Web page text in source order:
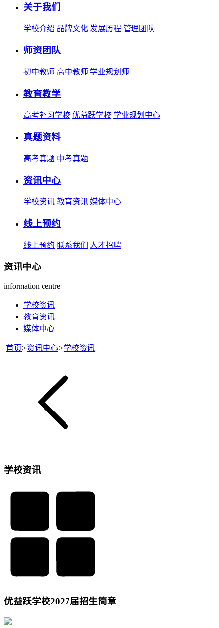
关于我们
学校介绍 品牌文化 发展历程 管理团队
师资团队
初中教师 高中教师 学业规划师
教育教学
高考补习学校 优益跃学校 学业规划中心
真题资料
高考真题 中考真题
资讯中心
学校资讯 教育资讯 媒体中心
线上预约
线上预约 联系我们 人才招聘
资讯中心
information centre
学校资讯
教育资讯
媒体中心
首页>资讯中心>学校资讯
学校资讯
优益跃学校2027届招生简章